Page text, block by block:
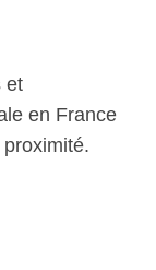
et
en France